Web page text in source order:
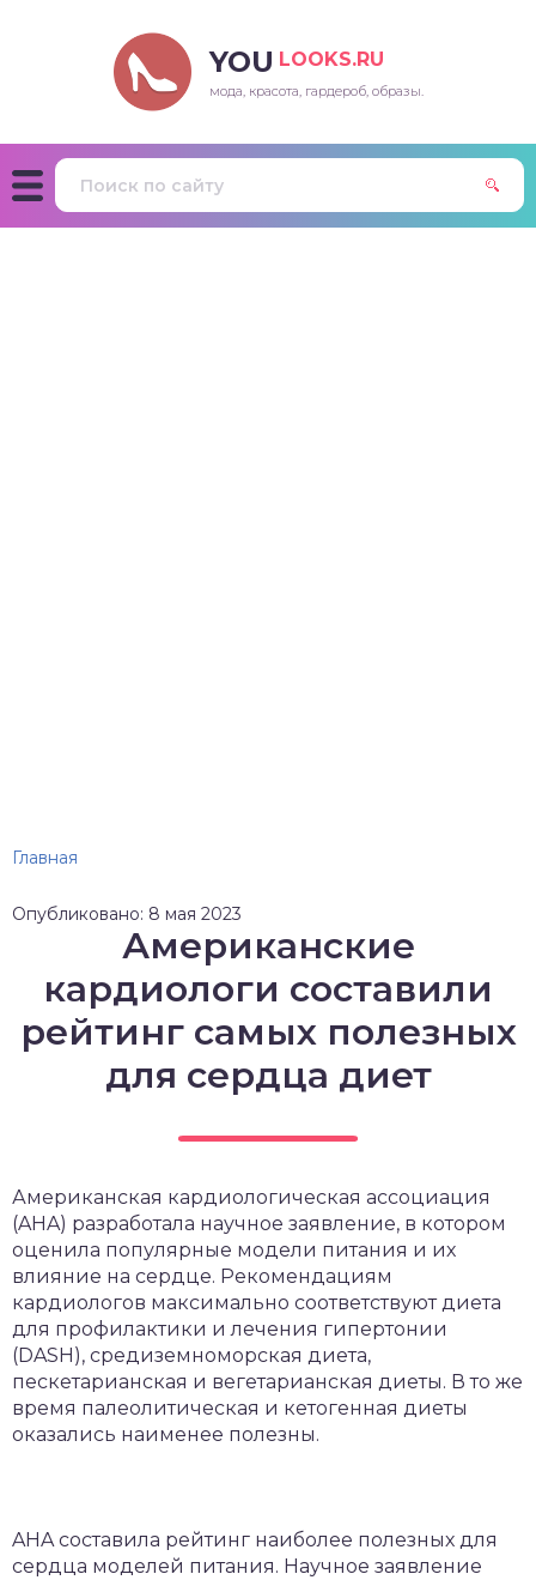
YOU LOOKS.RU
мода, красота, гардероб, образы.
Главная
Опубликовано: 8 мая 2023
Американские
кардиологи составили
рейтинг самых полезных
для сердца диет
Американская кардиологическая ассоциация
(AHA) разработала научное заявление, в котором
оценила популярные модели питания и их
влияние на сердце. Рекомендациям
кардиологов максимально соответствуют диета
для профилактики и лечения гипертонии
(DASH), средиземноморская диета,
пескетарианская и вегетарианская диеты. В то же
время палеолитическая и кетогенная диеты
оказались наименее полезны.
AHA составила рейтинг наиболее полезных для
сердца моделей питания. Научное заявление